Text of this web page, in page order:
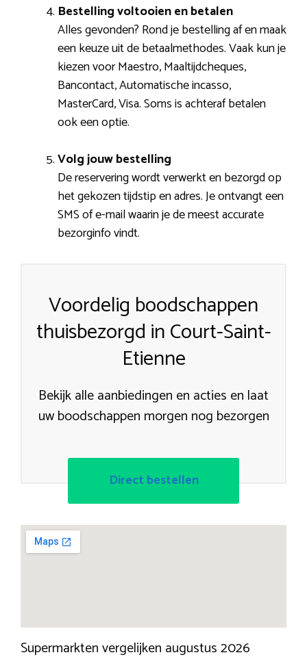
Bestelling voltooien en betalen
Alles gevonden? Rond je bestelling af en maak
een keuze uit de betaalmethodes. Vaak kun je
kiezen voor Maestro, Maaltijdcheques,
Bancontact, Automatische incasso,
MasterCard, Visa. Soms is achteraf betalen
ook een optie.
Volg jouw bestelling
De reservering wordt verwerkt en bezorgd op
het gekozen tijdstip en adres. Je ontvangt een
SMS of e-mail waarin je de meest accurate
bezorginfo vindt.
Voordelig boodschappen
thuisbezorgd in Court-Saint-
Etienne
Bekijk alle aanbiedingen en acties en laat
uw boodschappen morgen nog bezorgen
Direct bestellen
Supermarkten vergelijken augustus 2026